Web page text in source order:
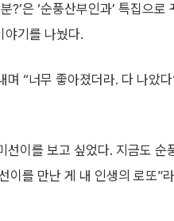
은 ‘순풍산부인과’ 특집으로
야기를 나눴다.
“너무 좋아졌더라. 다 나았
이를 보고 싶었다. 지금도 순
이를 만난 게 내 인생의 로또”